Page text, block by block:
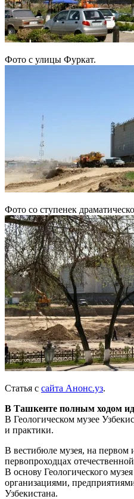
Фото с улицы Фуркат.
Фото со ступенек
Статья с сайта Анонс.уз.
В Ташкенте полным ходом
В Геологическом музее
и практики.
В вестибюле музея, на первом
первопроходцах
В основу Геологического
организациями,
Узбекистана.